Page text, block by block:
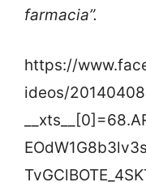
farmacia”.
https://
ideos/